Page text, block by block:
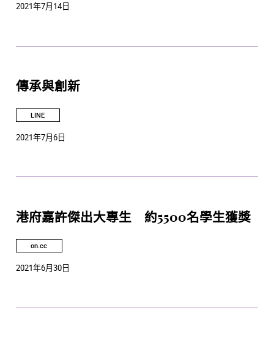
2021年7月14日
傳承與創新
LINE
2021年7月6日
港府嘉許傑出大專生 約5500名學生獲獎
on.cc
2021年6月30日